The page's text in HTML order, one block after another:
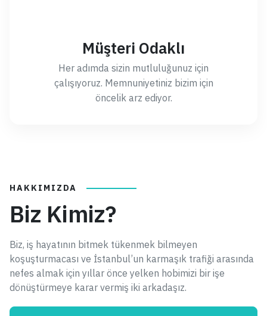
Müşteri Odaklı
Her adımda sizin mutluluğunuz için
çalışıyoruz. Memnuniyetiniz bizim için
öncelik arz ediyor.
HAKKIMIZDA
Biz Kimiz?
Biz, iş hayatının bitmek tükenmek bilmeyen
koşuşturmacası ve İstanbul’un karmaşık trafiği arasında
nefes almak için yıllar önce yelken hobimizi bir işe
dönüştürmeye karar vermiş iki arkadaşız.